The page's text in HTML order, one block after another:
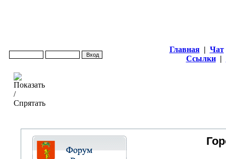
Главная | Чат
Ссылки |